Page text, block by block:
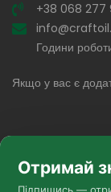
+38 068 277
Години
Якщо у вас є
Отримай